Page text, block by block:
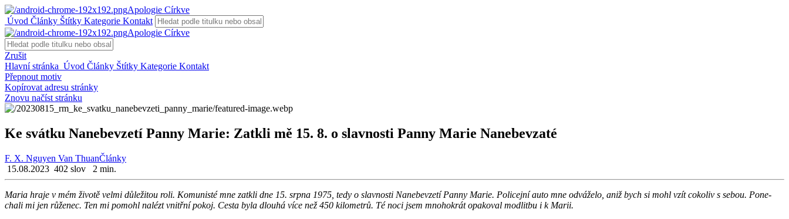
Apologie Církve
Úvod Články Štítky Kategorie Kontakt
Apologie Církve
Zrušit
Hlavní stránka Úvod Články Štítky Kategorie Kontakt
Přepnout motiv
Kopírovat adresu stránky
Znovu načíst stránku
Ke svátku Nanebevzetí Panny Marie: Zatkli mě 15. 8. o slavnosti Panny Marie Nanebevzaté
F. X. Nguyen Van ThuanČlánky
15.08.2023 402 slov 2 min.
Maria hraje v mém ži­vo­tě velmi dů­le­ži­tou roli. Ko­mu­nis­té mne za­tkli dne 15. srpna 1975, tedy o slav­nos­ti Na­ne­be­vze­tí Panny Marie. Po­li­cej­ní auto mne od­vá­že­lo, aniž bych si mohl vzít co­ko­liv s sebou. Po­ne­
cha­li mi jen rů­že­nec. Ten mi po­mohl na­lézt vnitř­ní pokoj. Cesta byla dlou­há více než 450 ki­lo­me­t­rů. Té noci jsem mno­ho­krát opa­ko­val mod­lit­bu i k Marii.